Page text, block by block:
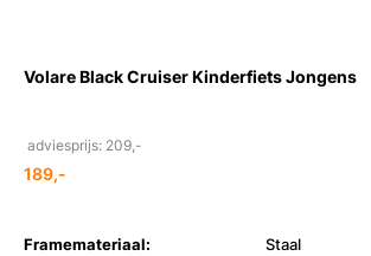
Volare Black Cruiser Kinderfiets Jongens
adviesprijs: 209,-
189,-
Framemateriaal:
Staal